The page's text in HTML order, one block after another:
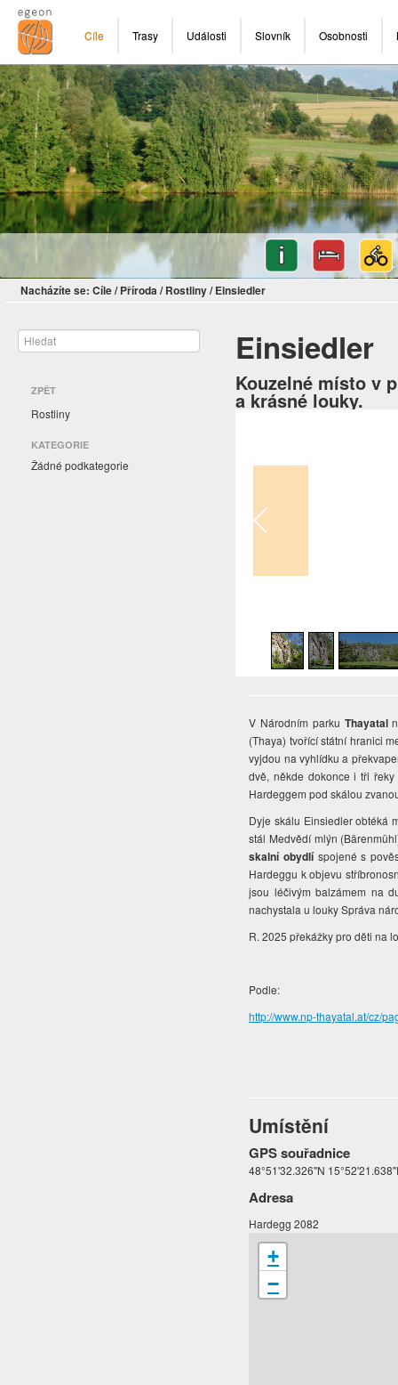
Cíle Trasy Události Slovník Osobnosti
Nacházíte se: Cíle/ Příroda/ Rostliny/ Einsiedler
ZPĚT
Rostliny
KATEGORIE
Žádné podkategorie
Einsiedler
Kouzelné místo v
a krásné louky.
V Národním parku Thayatal
(Thaya) tvořící státní hranici
vyjdou na vyhlídku a
dvě, někde dokonce i tři
Hardeggem pod skálou
Dyje skálu Einsiedler obtéká
stál Medvědí mlýn
skalní obydlí spojené s
Hardeggu k objevu
jsou léčivým balzámem na
nachystala u louky Správa
R. 2025 překážky pro děti na
Podle:
http://www.np-thayatal.at/cz/
Umístění
GPS souřadnice
48°51'32.326"N
Adresa
Hardegg 2082
+
−